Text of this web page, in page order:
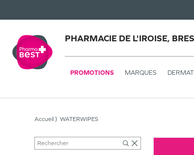
PHARMACIE DE L'IROISE,
PROMOTIONS MARQUES
Accueil WATERWIPES